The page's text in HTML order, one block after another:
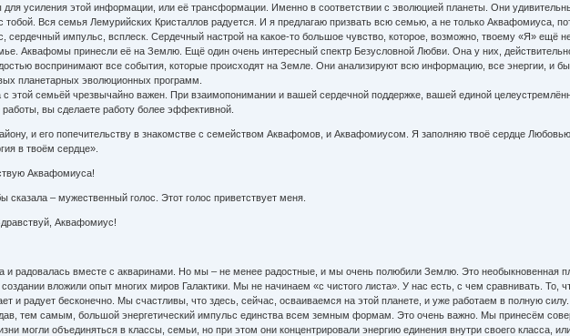
усиления этой информации, или её трансформации. Именно в соответствии с эволюцией планеты. Они
Вся семья Лемурийских Кристаллов радуется. И я предлагаю призвать всю семью, а не только Аквафомиуса,
сердечный импульс, всплеск. Сердечный настрой на какое-то большое чувство, которое, возможно, твоему «Я» ещё
Аквафомы принесли её на Землю. Ещё один очень интересный спектр Безусловной Любви. Она у них,
воспринимают все события, которые происходят на Земле. Они анализируют всю информацию, все энергии, и
планетарных эволюционных программ.
с этой семьёй чрезвычайно важен. При взаимопонимании и вашей сердечной поддержке, вашей единой
вы сделаете работу более эффективной.
и его попечительству в знакомстве с семейством Аквафомов, и Аквафомиусом. Я заполняю твоё сердце
в твоём сердце».
Аквафомиуса!
сказала – мужественный голос. Этот голос приветствует меня.
Аквафомиус!
и радовалась вместе с акваринами. Но мы – не менее радостные, и мы очень полюбили Землю. Это необыкновенная
вложили опыт многих миров Галактики. Мы не начинаем «с чистого листа». У нас есть, с чем сравнивать. То,
и радует бесконечно. Мы счастливы, что здесь, сейчас, осваиваемся на этой планете, и уже работаем в полную
тем самым, большой энергетический импульс единства всем земным формам. Это очень важно. Мы принесём
могли объединяться в классы, семьи, но при этом они концентрировали энергию единения внутри своего класса,